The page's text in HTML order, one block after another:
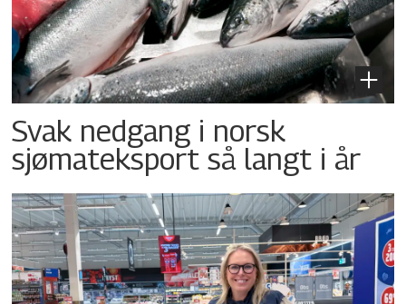
Svak nedgang i norsk
sjømateksport så langt i år